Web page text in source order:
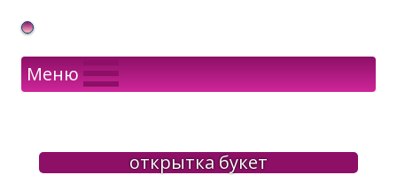
Gif Открытки в подарок
Меню
открытка букет